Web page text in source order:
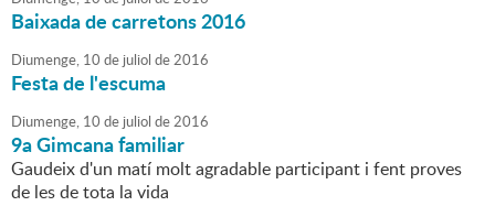
Baixada de carretons 2016
Diumenge, 10 de juliol de2016
Festa de l'escuma
Diumenge, 10 de juliol de2016
9a Gimcana familiar
Gaudeix d'un matí molt agradable participant i fent proves
de les de tota la vida